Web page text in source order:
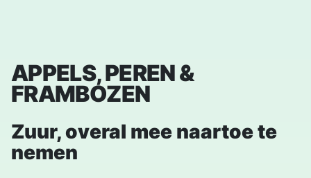
APPELS, PEREN &
FRAMBOZEN
Zuur, overal mee naartoe te
nemen